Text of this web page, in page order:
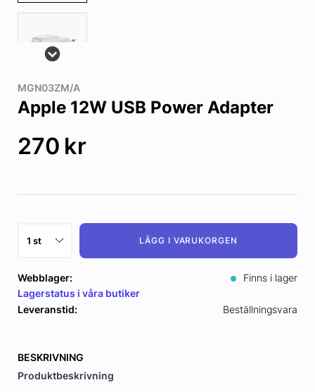
MGN03ZM/A
Apple 12W USB Power Adapter
270 kr
LÄGG I VARUKORGEN
Webblager:
Finns i lager
Lagerstatus i våra butiker
Leveranstid:
Beställningsvara
BESKRIVNING
Produktbeskrivning